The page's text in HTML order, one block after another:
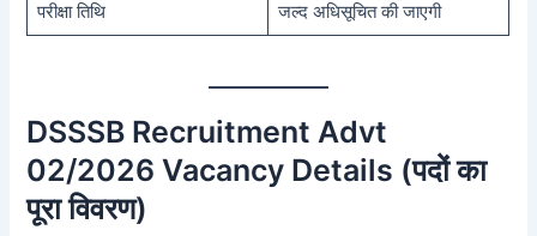
परीक्षा तिथि जल्द अधिसूचित की जाएगी
DSSSB Recruitment Advt
02/2026 Vacancy Details (पदों का
पूरा विवरण)